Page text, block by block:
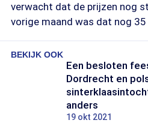
verwacht dat de prijzen nog
vorige maand was dat nog
BEKIJK OOK
Een besloten
Dordrecht en
anders
19 okt 2021